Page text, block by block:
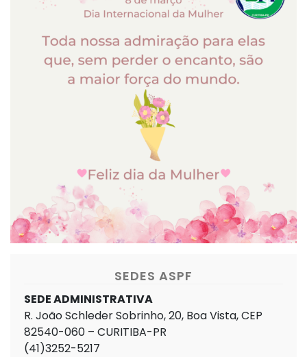
SEDES ASPF
SEDE ADMINISTRATIVA
R. João Schleder Sobrinho, 20, Boa Vista, CEP
82540-060 – CURITIBA-PR
(41)3252-5217